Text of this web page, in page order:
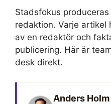
Stadsfokus
redaktion. Varje artikel
av en redaktör och
publicering. Här är
desk direkt.
Anders Holm